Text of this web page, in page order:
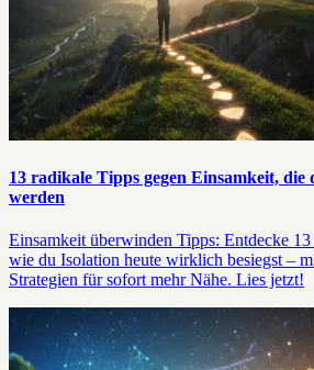
13 radikale Tipps gegen Einsamkeit, die
werden
Einsamkeit überwinden Tipps: Entdecke
wie du Isolation heute wirklich besiegst –
Strategien für sofort mehr Nähe. Lies jetzt!